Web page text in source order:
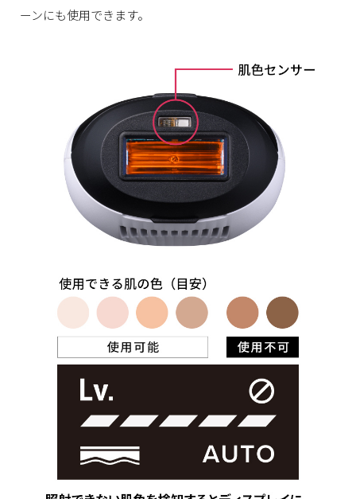
ーンにも使用できます。